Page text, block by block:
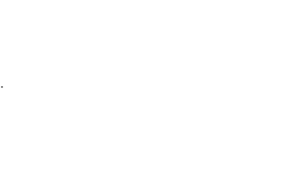
للحصول على حلول سريعة وفعالة لجميع الأعطال.